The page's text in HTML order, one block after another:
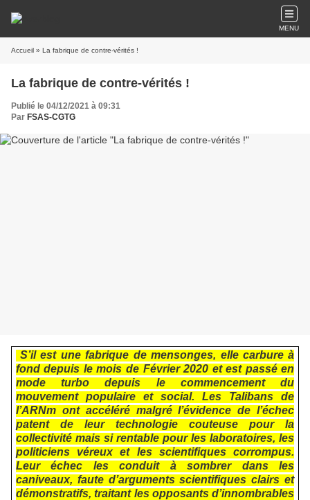
MENU
Accueil » La fabrique de contre-vérités !
La fabrique de contre-vérités !
Publié le 04/12/2021 à 09:31
Par FSAS-CGTG
S’il est une fabrique de mensonges, elle carbure à
fond depuis le mois de Février 2020 et est passé en
mode turbo depuis le commencement du
mouvement populaire et social. Les Talibans de
l’ARNm ont accéléré malgré l’évidence de l’échec
patent de leur technologie couteuse pour la
collectivité mais si rentable pour les laboratoires, les
politiciens véreux et les scientifiques corrompus.
Leur échec les conduit à sombrer dans les
caniveaux, faute d’arguments scientifiques clairs et
démonstratifs, traitant les opposants d’innombrables